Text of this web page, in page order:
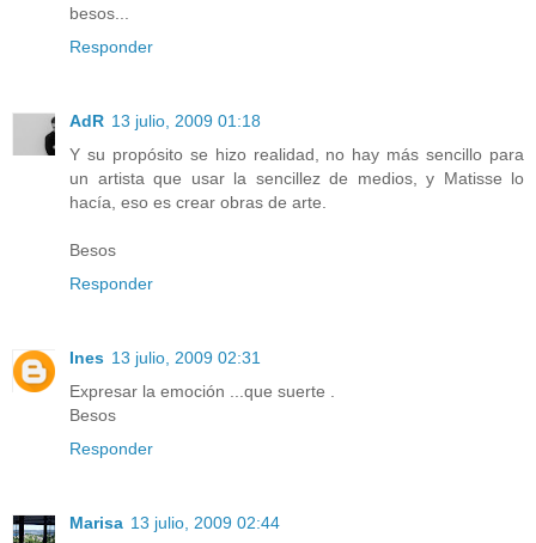
besos...
Responder
AdR 13 julio, 2009 01:18
Y su propósito se hizo realidad, no hay más sencillo para
un artista que usar la sencillez de medios, y Matisse lo
hacía, eso es crear obras de arte.
Besos
Responder
Ines 13 julio, 2009 02:31
Expresar la emoción ...que suerte .
Besos
Responder
Marisa 13 julio, 2009 02:44